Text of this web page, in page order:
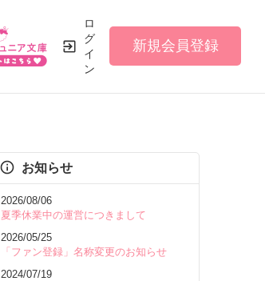
ロ
グ
イ
ン
新規会員登録
お知らせ
2026/08/06
夏季休業中の運営につきまして
2026/05/25
「ファン登録」名称変更のお知らせ
2024/07/19